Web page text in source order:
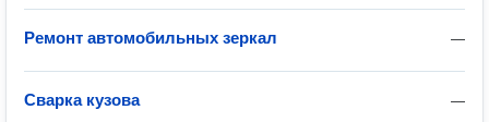
—
Ремонт автомобильных зеркал
—
Сварка кузова